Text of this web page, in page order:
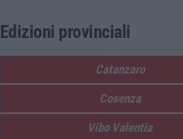
Edizioni provinciali
Catanzaro
Cosenza
Vibo Valentia